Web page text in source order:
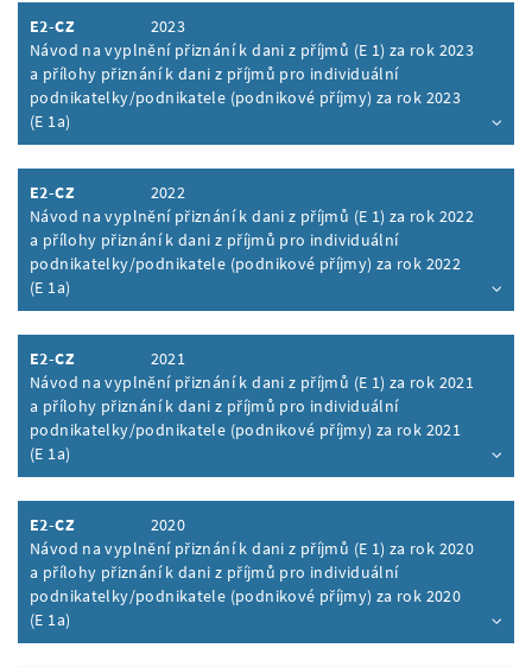
E2-CZ
2023
Návod na vyplnění přiznání k dani z příjmů (E 1) za rok 2023
a přílohy přiznání k dani z příjmů pro individuální
podnikatelky/podnikatele (podnikové příjmy) za rok 2023
(E 1a)
Inhalt aufklappen
E2-CZ
2022
Návod na vyplnění přiznání k dani z příjmů (E 1) za rok 2022
a přílohy přiznání k dani z příjmů pro individuální
podnikatelky/podnikatele (podnikové příjmy) za rok 2022
(E 1a)
Inhalt aufklappen
E2-CZ
2021
Návod na vyplnění přiznání k dani z příjmů (E 1) za rok 2021
a přílohy přiznání k dani z příjmů pro individuální
podnikatelky/podnikatele (podnikové příjmy) za rok 2021
(E 1a)
Inhalt aufklappen
E2-CZ
2020
Návod na vyplnění přiznání k dani z příjmů (E 1) za rok 2020
a přílohy přiznání k dani z příjmů pro individuální
podnikatelky/podnikatele (podnikové příjmy) za rok 2020
(E 1a)
Inhalt aufklappen